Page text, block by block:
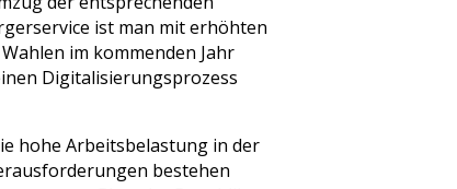
ist man mit erhöhten
im kommenden Jahr
Digitalisierungsprozess
hohe Arbeitsbelastung in der
bestehen